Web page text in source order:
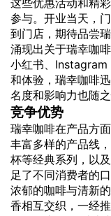
这些优惠活动和精
参与。开业当天，
到门店，期待品尝
涌现出关于瑞幸咖
小红书、Instagram
和体验，瑞幸咖啡
名度和影响力也随之
竞争优势
瑞幸咖啡在产品方
丰富多样的产品线
杯等经典系列，以
足了不同消费者的
浓郁的咖啡与清新
香相互交织，一经